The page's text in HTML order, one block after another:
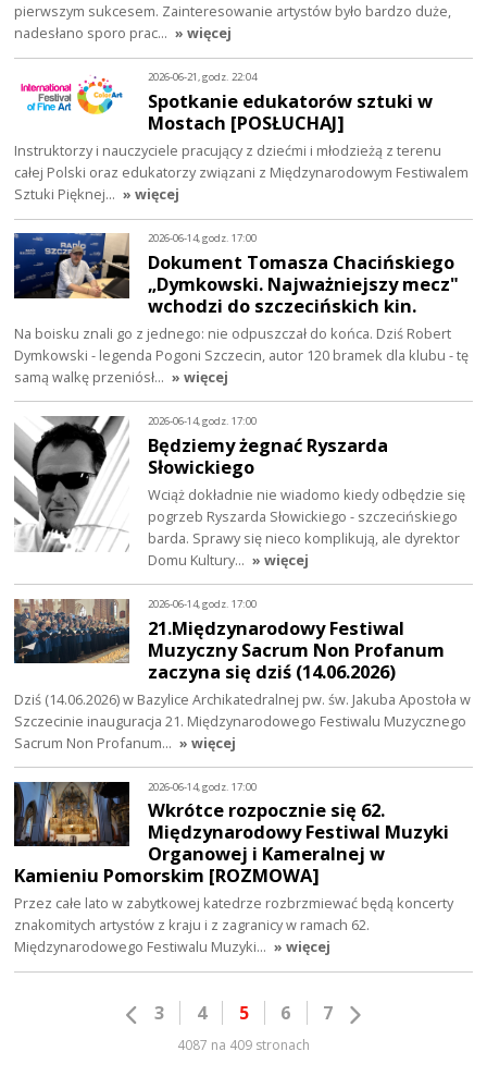
pierwszym sukcesem. Zainteresowanie artystów było bardzo duże,
nadesłano sporo prac… » więcej
2026-06-21, godz. 22:04
Spotkanie edukatorów sztuki w
Mostach [POSŁUCHAJ]
Instruktorzy i nauczyciele pracujący z dziećmi i młodzieżą z terenu
całej Polski oraz edukatorzy związani z Międzynarodowym Festiwalem
Sztuki Pięknej… » więcej
2026-06-14, godz. 17:00
Dokument Tomasza Chacińskiego
„Dymkowski. Najważniejszy mecz"
wchodzi do szczecińskich kin.
Na boisku znali go z jednego: nie odpuszczał do końca. Dziś Robert
Dymkowski - legenda Pogoni Szczecin, autor 120 bramek dla klubu - tę
samą walkę przeniósł… » więcej
2026-06-14, godz. 17:00
Będziemy żegnać Ryszarda
Słowickiego
Wciąż dokładnie nie wiadomo kiedy odbędzie się
pogrzeb Ryszarda Słowickiego - szczecińskiego
barda. Sprawy się nieco komplikują, ale dyrektor
Domu Kultury… » więcej
2026-06-14, godz. 17:00
21.Międzynarodowy Festiwal
Muzyczny Sacrum Non Profanum
zaczyna się dziś (14.06.2026)
Dziś (14.06.2026) w Bazylice Archikatedralnej pw. św. Jakuba Apostoła w
Szczecinie inauguracja 21. Międzynarodowego Festiwalu Muzycznego
Sacrum Non Profanum… » więcej
2026-06-14, godz. 17:00
Wkrótce rozpocznie się 62.
Międzynarodowy Festiwal Muzyki
Organowej i Kameralnej w
Kamieniu Pomorskim [ROZMOWA]
Przez całe lato w zabytkowej katedrze rozbrzmiewać będą koncerty
znakomitych artystów z kraju i z zagranicy w ramach 62.
Międzynarodowego Festiwalu Muzyki… » więcej
3 4 5 6 7
4087 na 409 stronach